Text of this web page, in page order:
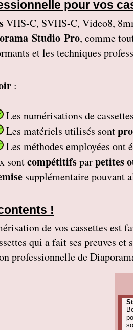
pour vos
VHS-C, SVHS-C, Video8,
Studio Pro, comme
et les techniques
:
Les numérisations de cassettes
Les matériels utilisés sont
Les méthodes employées ont
sontcompétitifsparpetites
supplémentaire pouvant
!
de vos cassettes
qui a fait ses preuves
professionnelle de